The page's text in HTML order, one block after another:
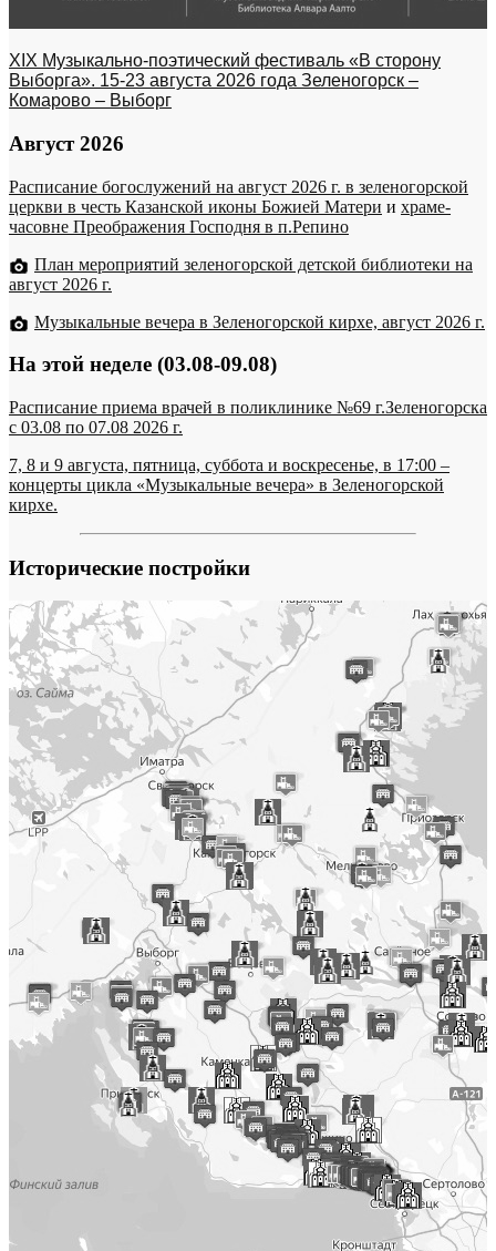
XIX Музыкально-поэтический фестиваль «В сторону
Выборга». 15-23 августа 2026 года Зеленогорск –
Комарово – Выборг
Август 2026
Расписание богослужений на август 2026 г. в зеленогорской
церкви в честь Казанской иконы Божией Матери и храме-
часовне Преображения Господня в п.Репино
План мероприятий зеленогорской детской библиотеки на
август 2026 г.
Музыкальные вечера в Зеленогорской кирхе, август 2026 г.
На этой неделе (03.08-09.08)
Расписание приема врачей в поликлинике №69 г.Зеленогорска
c 03.08 по 07.08 2026 г.
7, 8 и 9 августа, пятница, суббота и воскресенье, в 17:00 –
концерты цикла «Музыкальные вечера» в Зеленогорской
кирхе.
Исторические постройки